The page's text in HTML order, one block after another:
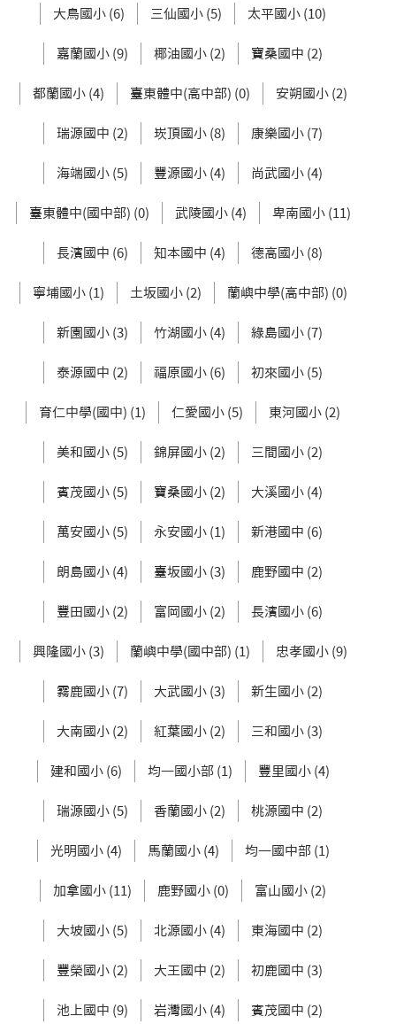
大鳥國小 (6) 三仙國小 (5) 太平國小 (10)
嘉蘭國小 (9) 椰油國小 (2) 寶桑國中 (2)
都蘭國小 (4) 臺東體中(高中部) (0) 安朔國小 (2)
瑞源國中 (2) 崁頂國小 (8) 康樂國小 (7)
海端國小 (5) 豐源國小 (4) 尚武國小 (4)
臺東體中(國中部) (0) 武陵國小 (4) 卑南國小 (11)
長濱國中 (6) 知本國中 (4) 德高國小 (8)
寧埔國小 (1) 土坂國小 (2) 蘭嶼中學(高中部) (0)
新園國小 (3) 竹湖國小 (4) 綠島國小 (7)
泰源國中 (2) 福原國小 (6) 初來國小 (5)
育仁中學(國中) (1) 仁愛國小 (5) 東河國小 (2)
美和國小 (5) 錦屏國小 (2) 三間國小 (2)
賓茂國小 (5) 寶桑國小 (2) 大溪國小 (4)
萬安國小 (5) 永安國小 (1) 新港國中 (6)
朗島國小 (4) 臺坂國小 (3) 鹿野國中 (2)
豐田國小 (2) 富岡國小 (2) 長濱國小 (6)
興隆國小 (3) 蘭嶼中學(國中部) (1) 忠孝國小 (9)
霧鹿國小 (7) 大武國小 (3) 新生國小 (2)
大南國小 (2) 紅葉國小 (2) 三和國小 (3)
建和國小 (6) 均一國小部 (1) 豐里國小 (4)
瑞源國小 (5) 香蘭國小 (2) 桃源國中 (2)
光明國小 (4) 馬蘭國小 (4) 均一國中部 (1)
加拿國小 (11) 鹿野國小 (0) 富山國小 (2)
大坡國小 (5) 北源國小 (4) 東海國中 (2)
豐榮國小 (2) 大王國中 (2) 初鹿國中 (3)
池上國中 (9) 岩灣國小 (4) 賓茂國中 (2)